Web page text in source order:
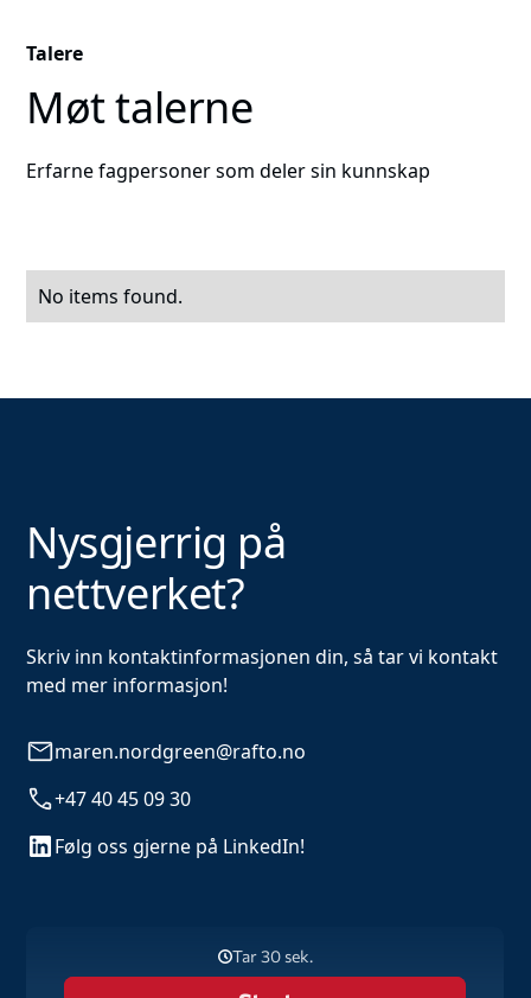
Talere
Møt talerne
Erfarne fagpersoner som deler sin kunnskap
No items found.
Nysgjerrig på
nettverket?
Skriv inn kontaktinformasjonen din, så tar vi kontakt
med mer informasjon!
maren.nordgreen@rafto.no
+47 40 45 09 30
Følg oss gjerne på LinkedIn!